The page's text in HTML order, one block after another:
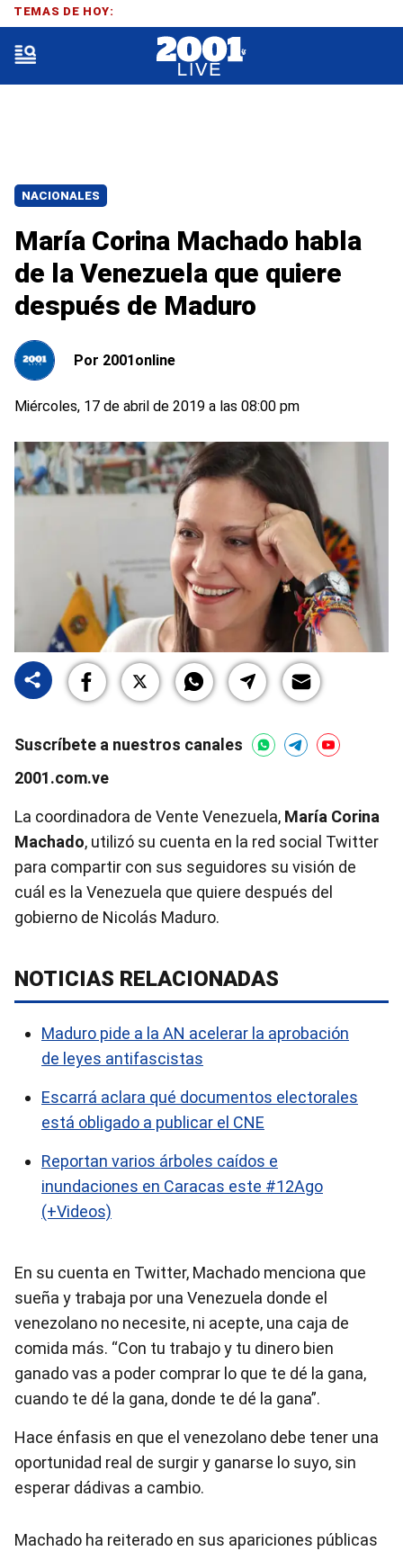
NACIONALES
María Corina Machado habla
de la Venezuela que quiere
después de Maduro
Por 2001online
Miércoles, 17 de abril de 2019 a las 08:00 pm
Suscríbete a nuestros canales
2001.com.ve
La coordinadora de Vente Venezuela, María Corina
Machado, utilizó su cuenta en la red social Twitter
para compartir con sus seguidores su visión de
cuál es la Venezuela que quiere después del
gobierno de Nicolás Maduro.
NOTICIAS RELACIONADAS
Maduro pide a la AN acelerar la aprobación
de leyes antifascistas
Escarrá aclara qué documentos electorales
está obligado a publicar el CNE
Reportan varios árboles caídos e
inundaciones en Caracas este #12Ago
(+Videos)
En su cuenta en Twitter, Machado menciona que
sueña y trabaja por una Venezuela donde el
venezolano no necesite, ni acepte, una caja de
comida más. “Con tu trabajo y tu dinero bien
ganado vas a poder comprar lo que te dé la gana,
cuando te dé la gana, donde te dé la gana”.
Hace énfasis en que el venezolano debe tener una
oportunidad real de surgir y ganarse lo suyo, sin
esperar dádivas a cambio.
Machado ha reiterado en sus apariciones públicas
TEMAS DE HOY: